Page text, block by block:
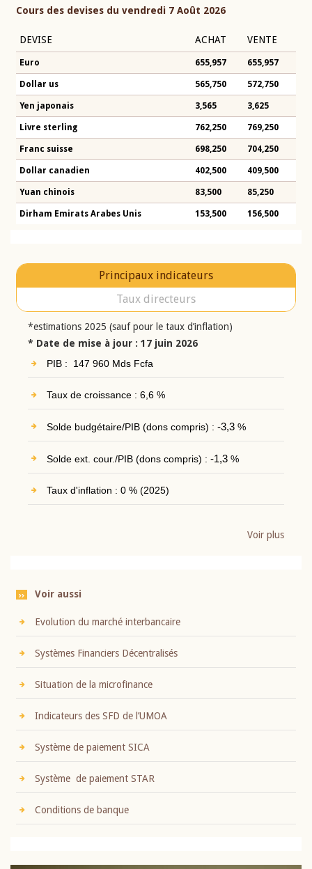
Cours des devises du vendredi 7 Août 2026
DEVISE ACHAT VENTE
Euro 655,957 655,957
Dollar us 565,750 572,750
Yen japonais 3,565 3,625
Livre sterling 762,250 769,250
Franc suisse 698,250 704,250
Dollar canadien 402,500 409,500
Yuan chinois 83,500 85,250
Dirham Emirats Arabes Unis 153,500 156,500
Principaux indicateurs
Taux directeurs
*estimations 2025 (sauf pour le taux d’inflation)
* Date de mise à jour : 17 juin 2026
PIB : 147 960 Mds Fcfa
Taux de croissance : 6,6 %
Solde budgétaire/PIB (dons compris) : -3,3%
Solde ext. cour./PIB (dons compris) : -1,3%
Taux d'inflation : 0 % (2025)
Voir plus
Voir aussi
Evolution du marché interbancaire
Systèmes Financiers Décentralisés
Situation de la microfinance
Indicateurs des SFD de l’UMOA
Système de paiement SICA
Système de paiement STAR
Conditions de banque